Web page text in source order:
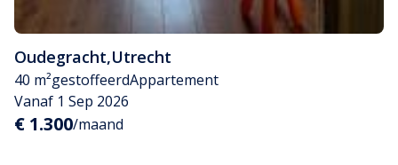
Oudegracht,Utrecht
40 m²gestoffeerdAppartement
Vanaf 1 Sep 2026
€ 1.300/maand